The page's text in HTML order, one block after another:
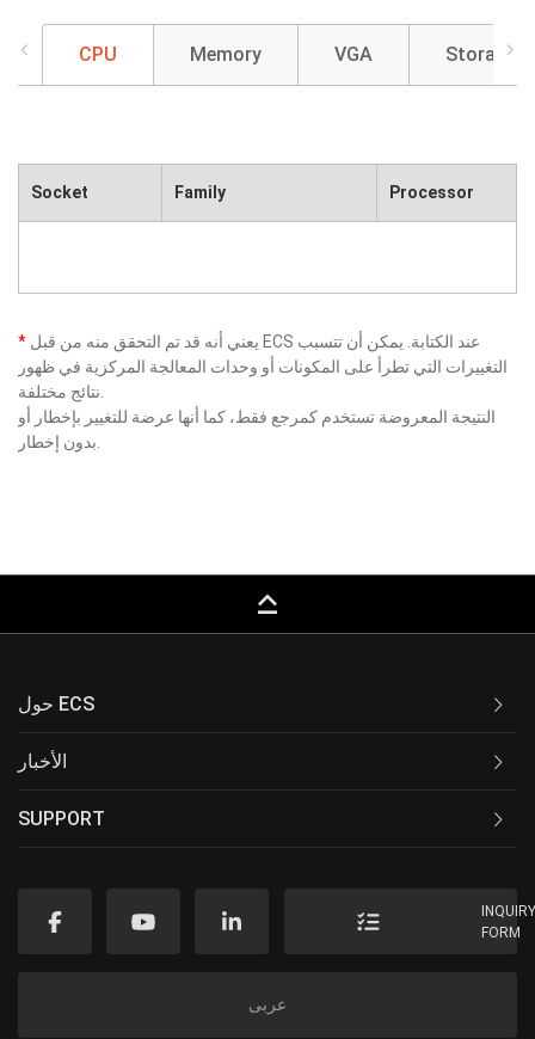
CPU Memory VGA Storage
Socket Family Processor
*
التغييرات التي تطرأ على المكونات أو وحدات المعالجة المركزية في ظهور
النتيجة المعروضة تستخدم كمرجع فقط، كما أنها عرضة للتغيير بإخطار أو
keyboard_capslock
حول ECS
الأخبار
SUPPORT
FORM
عربى